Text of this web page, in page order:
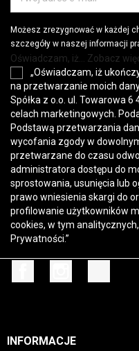
Możesz zrezygnować w każdej
szczegóły w naszej informacji
Oświadczam, iż... Zobacz
„Oświadczam, iż
na przetwarzanie moich
Spółka z o.o. ul. Towarowa
celach marketingowych.
Podstawą przetwarzania
wycofania zgody w
przetwarzane do czasu
administratora dostępu do
sprostowania, usunięcia lub
prawo wniesienia skargi do
profilowanie użytkowników
cookies, w tym
Prywatności.”
INFORMACJE